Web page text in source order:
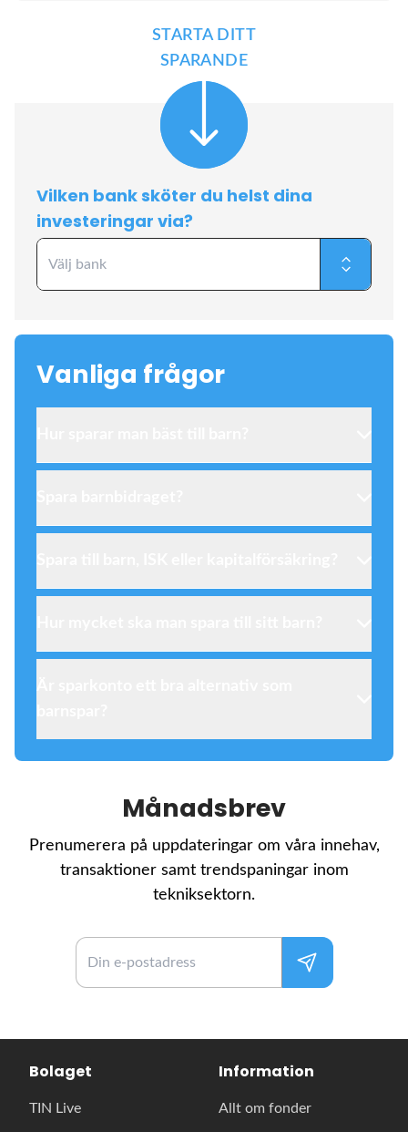
STARTA DITT
SPARANDE
Vilken bank sköter du helst dina
investeringar via?
Vanliga frågor
Månadsbrev
Prenumerera på uppdateringar om våra innehav,
transaktioner samt trendspaningar inom
tekniksektorn.
Bolaget
TIN Live
Information
Allt om fonder